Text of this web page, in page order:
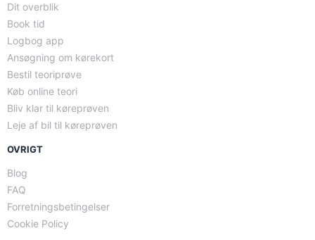
Dit overblik
Book tid
Logbog app
Ansøgning om kørekort
Bestil teoriprøve
Køb online teori
Bliv klar til køreprøven
Leje af bil til køreprøven
OVRIGT
Blog
FAQ
Forretningsbetingelser
Cookie Policy